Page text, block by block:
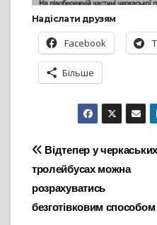
Надіслати друзям
Facebook
Більше
Навігація
записів
Відтепер у черкаських
тролейбусах можна
розрахуватись
безготівковим способом